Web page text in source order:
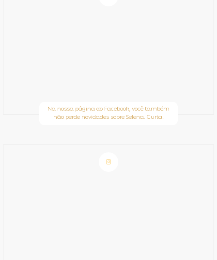
Na nossa página do Facebook, você também
não perde novidades sobre Selena. Curta!